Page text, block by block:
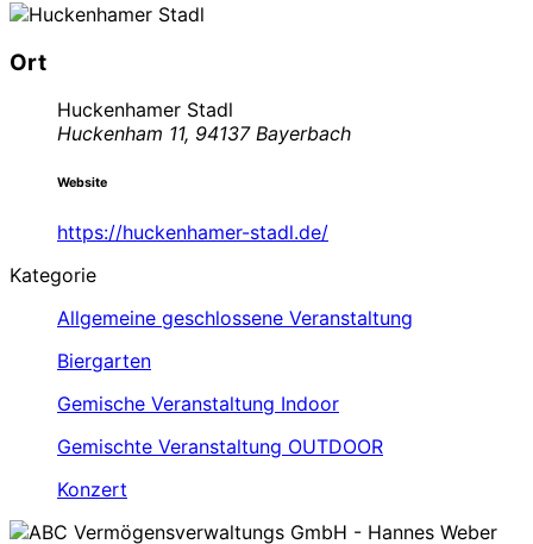
Ort
Huckenhamer Stadl
Huckenham 11, 94137 Bayerbach
Website
https://huckenhamer-stadl.de/
Kategorie
Allgemeine geschlossene Veranstaltung
Biergarten
Gemische Veranstaltung Indoor
Gemischte Veranstaltung OUTDOOR
Konzert